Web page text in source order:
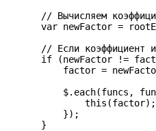
// Вычисляем
var newFactor =
// Если коэффициент
if (newFactor !=
factor =
$.each(funcs,
this(factor);
});
}